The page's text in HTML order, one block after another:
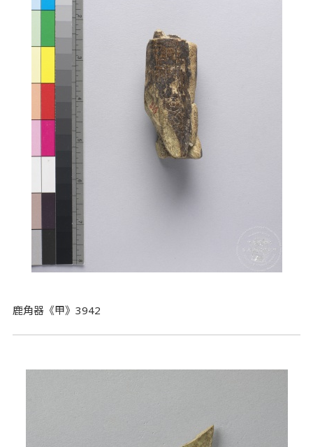
鹿角器《甲》3942